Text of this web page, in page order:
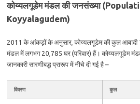
कोय्यलगूडेम मंडल की जनसंख्या
Koyyalagudem)
2011 के आंकड़ों के अनुसार, कोय्यलगूडेम की कुल
मंडल में लगभग 20,785 घर (परिवार) हैं। कोय्यलगूडेम
जानकारी सारणीबद्ध प्रारूप में नीचे दी गई है –
विवरण कुल